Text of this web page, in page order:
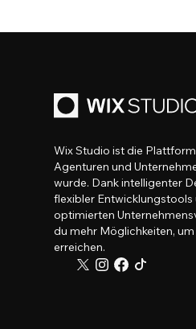
Wix Studio ist die
Agenturen und
wurde. Dank intelligenter
flexibler Entwicklungstools
optimierten
du mehr Möglichkeiten, um
erreichen.